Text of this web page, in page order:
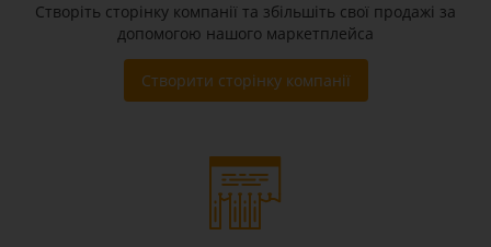
Створіть сторінку компанії та збільшіть свої продажі за
допомогою нашого маркетплейса
Створити сторінку компанії